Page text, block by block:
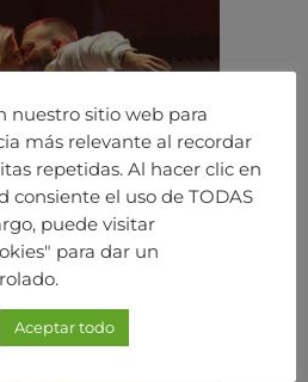
nuestro sitio web para
más relevante al recordar
repetidas. Al hacer clic en
consiente el uso de TODAS
puede visitar
para dar un
Aceptar todo